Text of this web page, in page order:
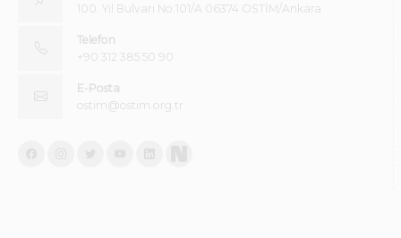
100. Yıl Bulvarı No:101/A 06374 OSTİM/Ankara
Telefon
+90 312 385 50 90
E-Posta
ostim@ostim.org.tr